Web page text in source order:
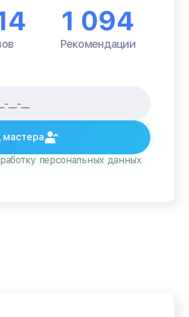
1 094
Рекомендации
мастера
персональных данных